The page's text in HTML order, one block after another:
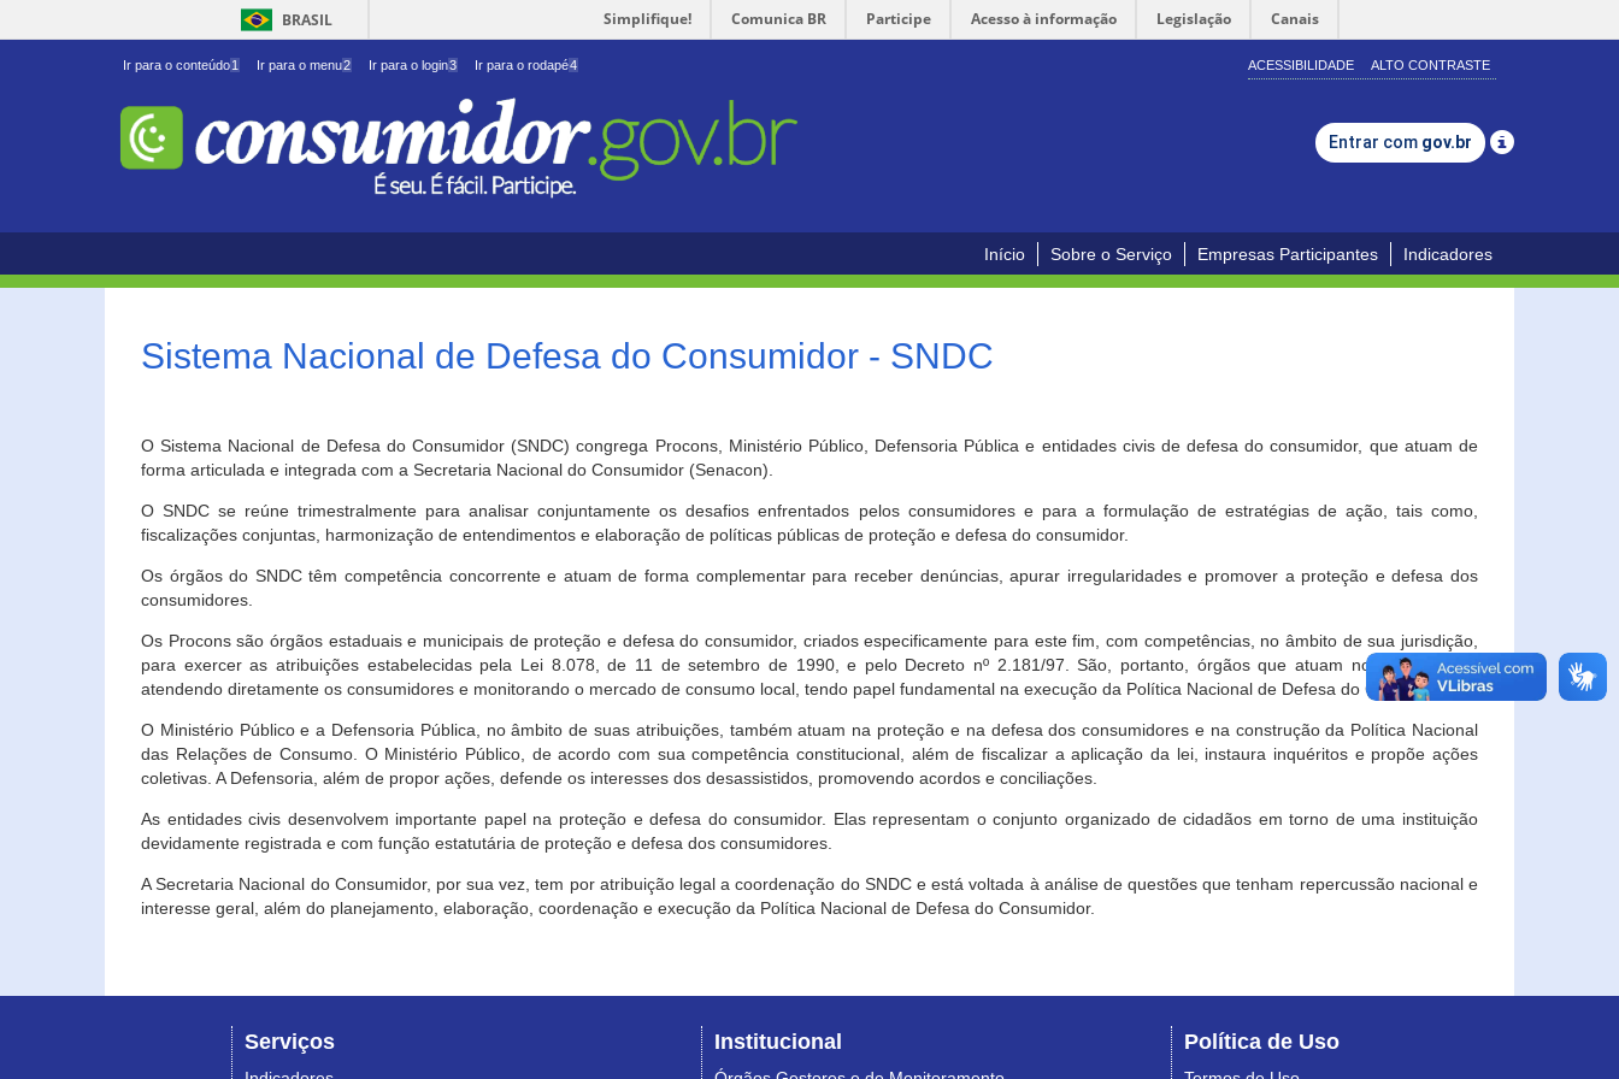
BRASIL Simplifique! Comunica BR Participe Acesso à informação Legislação Canais
Ir para o conteúdo1 Ir para o menu2 Ir para o login3 Ir para o rodapé4 ACESSIBILIDADE ALTO CONTRASTE
Entrar com gov.br
Início Sobre o Serviço Empresas Participantes Indicadores
Sistema Nacional de Defesa do Consumidor - SNDC
O Sistema Nacional de Defesa do Consumidor (SNDC) congrega Procons, Ministério Público, Defensoria Pública e entidades civis de defesa do consumidor, que atuam de
forma articulada e integrada com a Secretaria Nacional do Consumidor (Senacon).
O SNDC se reúne trimestralmente para analisar conjuntamente os desafios enfrentados pelos consumidores e para a formulação de estratégias de ação, tais como,
fiscalizações conjuntas, harmonização de entendimentos e elaboração de políticas públicas de proteção e defesa do consumidor.
Os órgãos do SNDC têm competência concorrente e atuam de forma complementar para receber denúncias, apurar irregularidades e promover a proteção e defesa dos
consumidores.
Os Procons são órgãos estaduais e municipais de proteção e defesa do consumidor, criados especificamente para este fim, com competências, no âmbito de sua jurisdição,
para exercer as atribuições estabelecidas pela Lei 8.078, de 11 de setembro de 1990, e pelo Decreto nº 2.181/97. São, portanto, órgãos que atuam no âmbito local,
atendendo diretamente os consumidores e monitorando o mercado de consumo local, tendo papel fundamental na execução da Política Nacional de Defesa do Consumidor.
O Ministério Público e a Defensoria Pública, no âmbito de suas atribuições, também atuam na proteção e na defesa dos consumidores e na construção da Política Nacional
das Relações de Consumo. O Ministério Público, de acordo com sua competência constitucional, além de fiscalizar a aplicação da lei, instaura inquéritos e propõe ações
coletivas. A Defensoria, além de propor ações, defende os interesses dos desassistidos, promovendo acordos e conciliações.
As entidades civis desenvolvem importante papel na proteção e defesa do consumidor. Elas representam o conjunto organizado de cidadãos em torno de uma instituição
devidamente registrada e com função estatutária de proteção e defesa dos consumidores.
A Secretaria Nacional do Consumidor, por sua vez, tem por atribuição legal a coordenação do SNDC e está voltada à análise de questões que tenham repercussão nacional e
interesse geral, além do planejamento, elaboração, coordenação e execução da Política Nacional de Defesa do Consumidor.
Serviços Institucional Política de Uso